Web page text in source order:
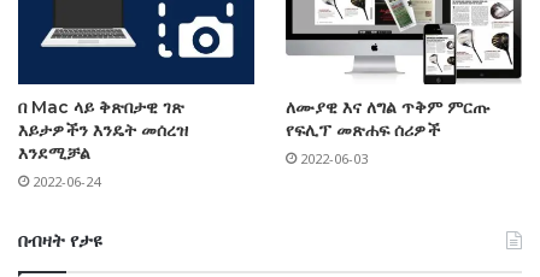
በ Mac ላይ ቅጽበታዊ ገጽ
እይታዎችን እንዴት መሰረዝ
እንደሚቻል
2022-06-24
ለሙያዊ እና ለግል ጥቅም ምርጡ
የፍሊፕ መጽሐፍ ሰሪዎች
2022-06-03
በብዛት የታዩ